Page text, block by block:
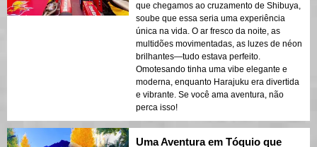
que chegamos ao cruzamento de Shibuya,
soube que essa seria uma experiência
única na vida. O ar fresco da noite, as
multidões movimentadas, as luzes de néon
brilhantes—tudo estava perfeito.
Omotesando tinha uma vibe elegante e
moderna, enquanto Harajuku era divertida
e vibrante. Se você ama aventura, não
perca isso!
Uma Aventura em Tóquio que